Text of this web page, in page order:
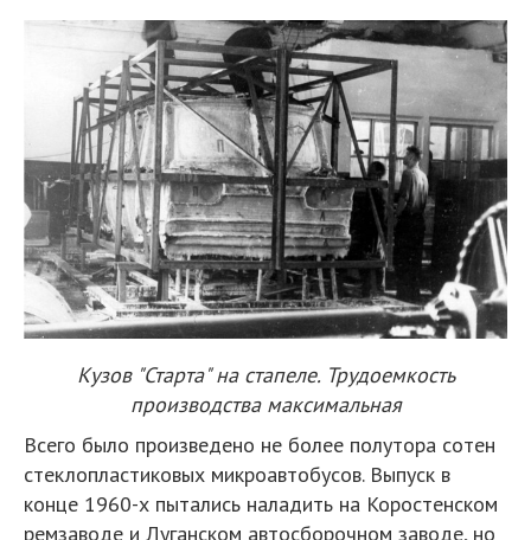
Кузов "Старта" на стапеле. Трудоемкость
производства максимальная
Всего было произведено не более полутора сотен
стеклопластиковых микроавтобусов. Выпуск в
конце 1960-х пытались наладить на Коростенском
ремзаводе и Луганском автосборочном заводе, но